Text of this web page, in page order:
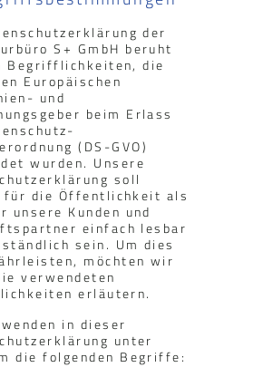
der
S+ GmbH beruht
Begrifflichkeiten, die
Europäischen
und
beim Erlass
(DS-GVO)
wurden. Unsere
soll
für die Öffentlichkeit als
unsere Kunden und
einfach lesbar
sein. Um dies
möchten wir
verwendeten
erläutern.
in dieser
unter
die folgenden Begriffe: